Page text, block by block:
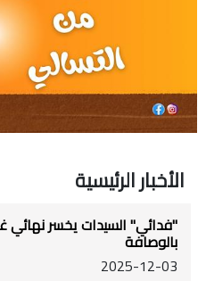
الأخبار الرئيسية
"فدائي" السيدات يخسر نهائي
بالوصافة
2025-12-03